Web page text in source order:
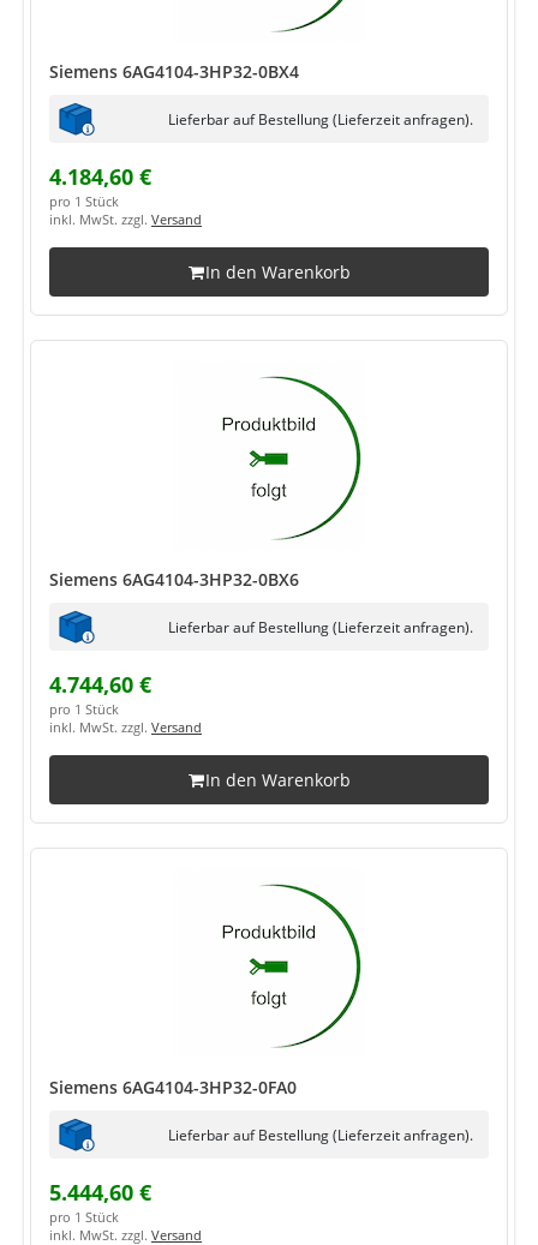
Siemens 6AG4104-3HP32-0BX4
Lieferbar auf Bestellung (Lieferzeit anfragen).
4.184,60 €
pro 1 Stück
inkl. MwSt. zzgl. Versand
In den Warenkorb
Siemens 6AG4104-3HP32-0BX6
Lieferbar auf Bestellung (Lieferzeit anfragen).
4.744,60 €
pro 1 Stück
inkl. MwSt. zzgl. Versand
In den Warenkorb
Siemens 6AG4104-3HP32-0FA0
Lieferbar auf Bestellung (Lieferzeit anfragen).
5.444,60 €
pro 1 Stück
inkl. MwSt. zzgl. Versand